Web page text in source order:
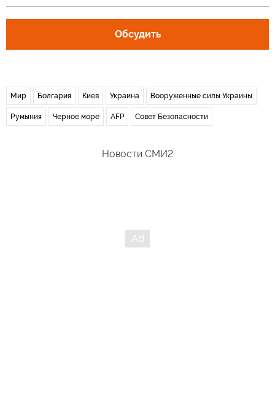
Обсудить
Мир Болгария Киев Украина Вооруженные силы Украины
Румыния Черное море AFP Совет Безопасности
Новости СМИ2